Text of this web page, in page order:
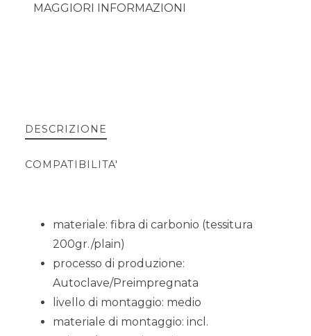
MAGGIORI INFORMAZIONI
DESCRIZIONE
COMPATIBILITA'
materiale: fibra di carbonio (tessitura
200gr./plain)
processo di produzione:
Autoclave/Preimpregnata
livello di montaggio: medio
materiale di montaggio: incl.